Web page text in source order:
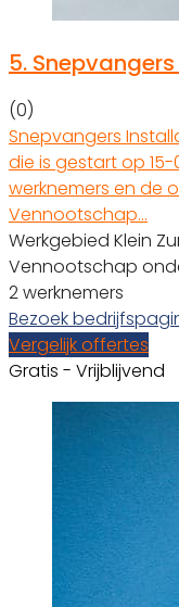
5.
(0)
Snepvangers
die is gestart op
werknemers en de
Vennootschap…
Werkgebied Klein
Vennootschap
2 werknemers
Bezoek
Vergelijk offertes
Gratis - Vrijblijvend